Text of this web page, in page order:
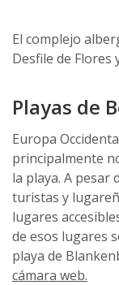
El complejo
Desfile de Flores
Playas de
Europa
principalmente
la playa. A pesar
turistas y
lugares
de esos lugares
playa de
cámara web.